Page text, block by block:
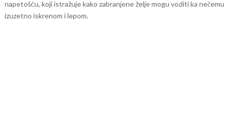
napetošću, koji istražuje kako zabranjene želje mogu voditi ka nečemu
izuzetno iskrenom i lepom.